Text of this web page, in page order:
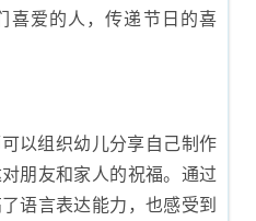
喜爱的人，传递节日的喜
以组织幼儿分享自己制作
朋友和家人的祝福。通过
语言表达能力，也感受到